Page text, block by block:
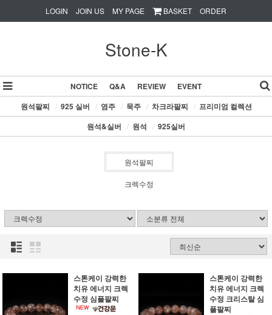
LOGIN JOIN US MY PAGE BASKET ORDER
Stone-K
NOTICE Q&A REVIEW
EVENT
원석팔찌 / 925 실버 / 염주 / 묵주 / 차크라팔찌 / 프리미엄 컬렉션
원석&실버 / 원석 / 925실버
원석팔찌
크렉수정
스톤케이 강력한
치유 에너지 크렉
수정 심플팔찌
스톤케이 강력한
치유 에너지 크렉
수정 크리스탈 심
플팔찌